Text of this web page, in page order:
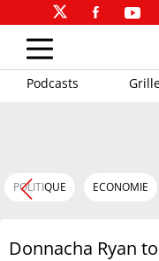
Podcasts
POLITIQUE ECONOMIE
Donnacha Ryan